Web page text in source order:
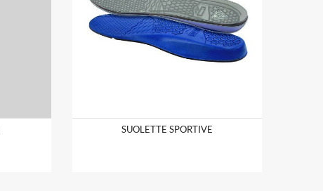
SUOLETTE SPORTIVE